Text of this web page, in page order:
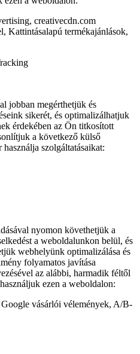
creativecdn.com
Kattintásalapú termékajánlások,
jobban megérthetjük és
sikerét, és optimalizálhatjuk
érdekében az Ön titkosított
a következő külső
szolgáltatásaikat:
nyomon követhetjük a
a weboldalunkon belül, és
webhelyünk optimalizálása és
folyamatos javítása
az alábbi, harmadik féltől
ezen a weboldalon:
vásárlói vélemények, A/B-